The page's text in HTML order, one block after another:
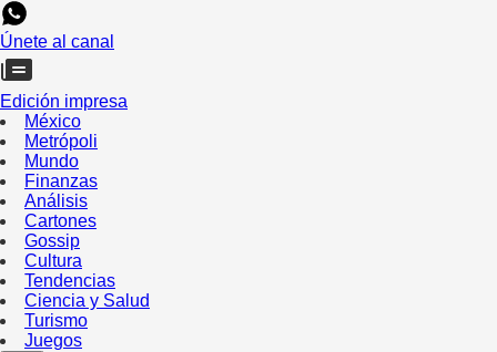
Únete al canal
Edición impresa
México
Metrópoli
Mundo
Finanzas
Análisis
Cartones
Gossip
Cultura
Tendencias
Ciencia y Salud
Turismo
Juegos